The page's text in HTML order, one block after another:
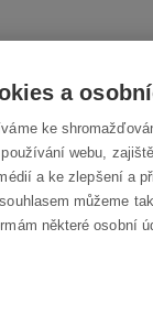
Pá 8:00—16:00
a
ke
webu,
a ke zlepšení a
můžeme
některé osobní